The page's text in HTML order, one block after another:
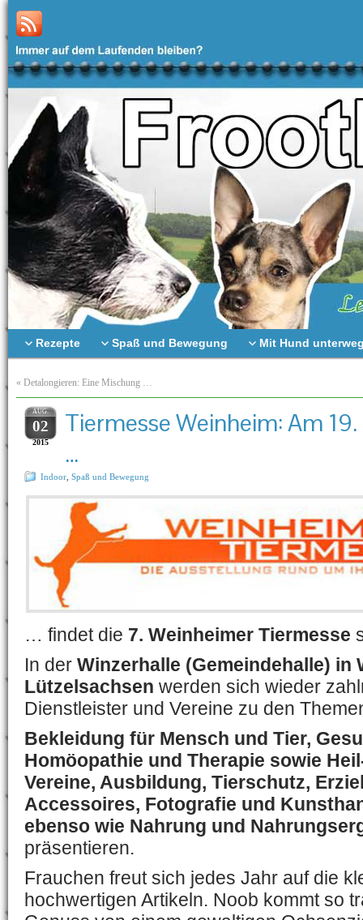
Rezepte Spaß und Bewegung Mit Hund
« Detalongieren: Eine Mischung …
AUG.
02
2015
Tiermesse Weinheim: Am
…
Indoor Spaß und Bewegung
… findet die 7. Weinheimer Tiermesse
In der Winzerhalle (Gemeindehalle) in
Lützelsachsen werden sich wieder
Dienstleister und Vereine zu den
Bekleidung für Mensch und Tier,
Homöopathie und Therapie sowie
Vereine, Ausbildung, Tierschutz,
Accessoires, Fotografie und
ebenso wie Nahrung und
präsentieren.
Frauchen freut sich jedes Jahr auf die
hochwertigen Artikeln. Noob kommt so